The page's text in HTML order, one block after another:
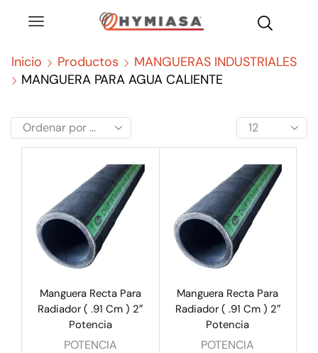
Inicio Productos
MANGUERAS INDUSTRIALES
MANGUERA PARA AGUA CALIENTE
Manguera Recta Para
Radiador ( .91 Cm ) 2″
Potencia
POTENCIA
Manguera Recta Para
Radiador ( .91 Cm ) 2″
Potencia
POTENCIA